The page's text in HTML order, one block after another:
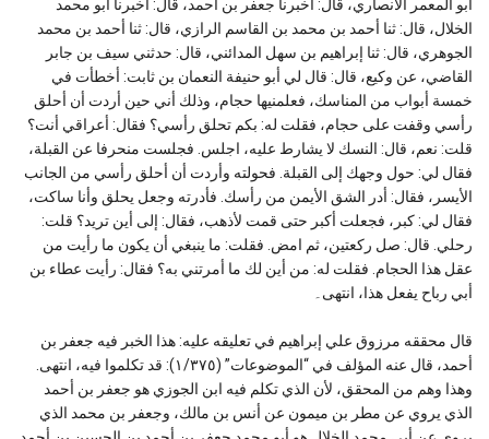
أبو المعمر الأنصاري، قال: أخبرنا جعفر بن أحمد، قال: أخبرنا أبو محمد
الخلال، قال: ثنا أحمد بن محمد بن القاسم الرازي، قال: ثنا أحمد بن محمد
الجوهري، قال: ثنا إبراهيم بن سهل المدائني، قال: حدثني سيف بن جابر
القاضي، عن وكيع، قال: قال لي أبو حنيفة النعمان بن ثابت: أخطأت في
خمسة أبواب من المناسك، فعلمنيها حجام، وذلك أني حين أردت أن أحلق
رأسي وقفت على حجام، فقلت له: بكم تحلق رأسي؟ فقال: أعراقي أنت؟
قلت: نعم، قال: النسك لا يشارط عليه، اجلس. فجلست منحرفا عن القبلة،
فقال لي: حول وجهك إلى القبلة. فحولته وأردت أن أحلق رأسي من الجانب
الأيسر، فقال: أدر الشق الأيمن من رأسك. فأدرته وجعل يحلق وأنا ساكت،
فقال لي: كبر، فجعلت أكبر حتى قمت لأذهب، فقال: إلى أين تريد؟ قلت:
رحلي. قال: صل ركعتين، ثم امض. فقلت: ما ينبغي أن يكون ما رأيت من
عقل هذا الحجام. فقلت له: من أين لك ما أمرتني به؟ فقال: رأيت عطاء بن
أبي رباح يفعل هذا، انتهى۔
قال محققه مرزوق علي إبراهيم في تعليقه عليه: هذا الخبر فيه جعفر بن
أحمد، قال عنه المؤلف في “الموضوعات” (١/٣٧٥): قد تكلموا فيه، انتهى.
وهذا وهم من المحقق، لأن الذي تكلم فيه ابن الجوزي هو جعفر بن أحمد
الذي يروي عن مطر بن ميمون عن أنس بن مالك، وجعفر بن محمد الذي